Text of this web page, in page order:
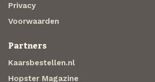
Privacy
Voorwaarden
Partners
Kaarsbestellen.nl
Hopster Magazine